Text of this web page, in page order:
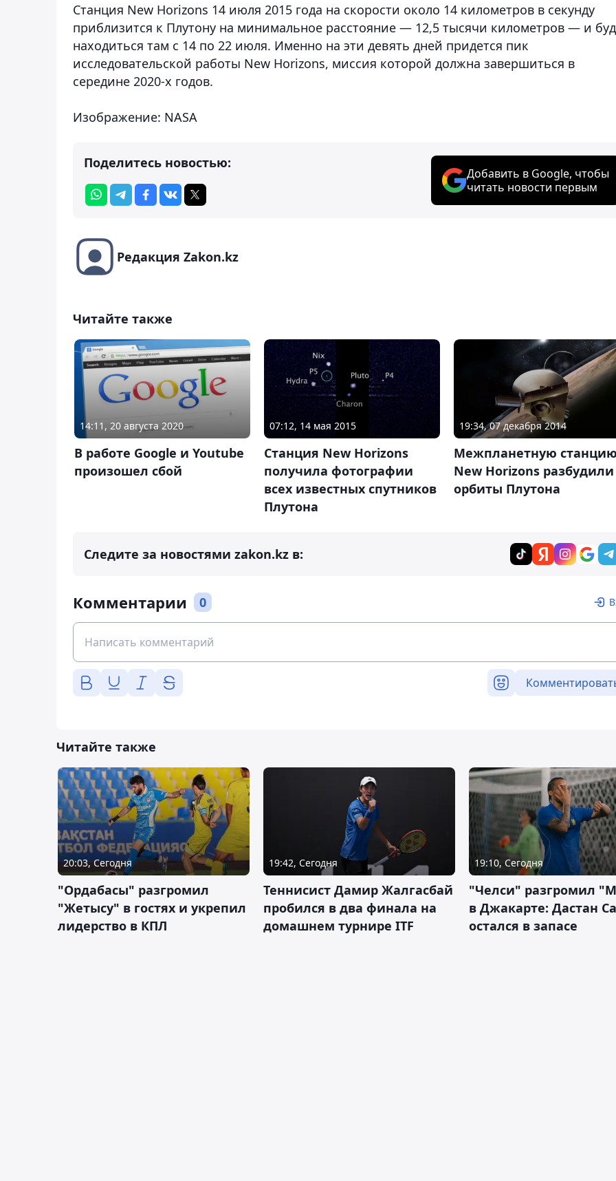
Станция New Horizons 14 июля 2015 года на скорости около 14 километров в секунду
приблизится к Плутону на минимальное расстояние — 12,5 тысячи километров — и
находиться там с 14 по 22 июля. Именно на эти девять дней придется пик
исследовательской работы New Horizons, миссия которой должна завершиться в
середине 2020-х годов.
Изображение: NASA
Поделитесь новостью:
Добавить в Google, чтобы
читать новости первым
Редакция Zakon.kz
Читайте также
14:11, 20 августа 2020
В работе Google и Youtube
произошел сбой
07:12, 14 мая 2015
Станция New Horizons
получила фотографии
всех известных спутников
Плутона
19:34, 07 декабря 2014
Межпланетную
New Horizons разбудили
орбиты Плутона
Следите за новостями zakon.kz в:
Комментарии 0
Читайте также
20:03, Сегодня
"Ордабасы" разгромил
"Жетысу" в гостях и укрепил
лидерство в КПЛ
19:42, Сегодня
Теннисист Дамир Жалгасбай
пробился в два финала на
домашнем турнире ITF
19:10, Сегодня
"Челси" разгромил
в Джакарте: Дастан
остался в запасе